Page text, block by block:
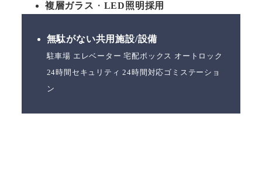
複層ガラス ・ LED照明採用
無駄がない共用施設/設備
駐車場 エレベーター 宅配ボックス オートロック
24時間セキュリティ 24時間対応ゴミステーショ
ン